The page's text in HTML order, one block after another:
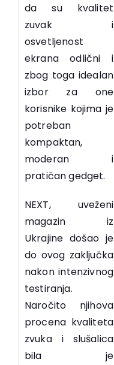
da su kvalitet
zuvak i
osvetljenost
ekrana odlični i
zbog toga idealan
izbor za one
korisnike kojima je
potreban
kompaktan,
moderan i
pratičan gedget.
NEXT, uveženi
magazin iz
Ukrajine došao je
do ovog zaključka
nakon intenzivnog
testiranja.
Naročito njihova
procena kvaliteta
zvuka i slušalica
bila je